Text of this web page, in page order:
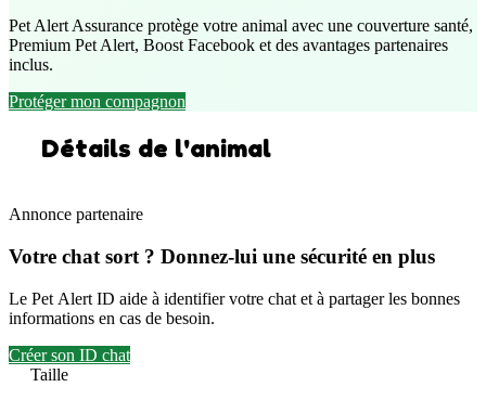
Pet Alert Assurance protège votre animal avec une couverture santé,
Premium Pet Alert, Boost Facebook et des avantages partenaires
inclus.
Protéger mon compagnon
Détails de l'animal
Annonce partenaire
Votre chat sort ? Donnez-lui une sécurité en plus
Le Pet Alert ID aide à identifier votre chat et à partager les bonnes
informations en cas de besoin.
Créer son ID chat
Taille